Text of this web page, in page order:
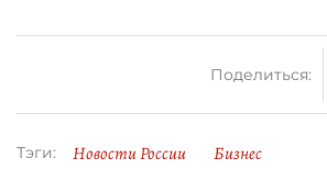
Поделиться:
Тэги: Новости России Бизнес